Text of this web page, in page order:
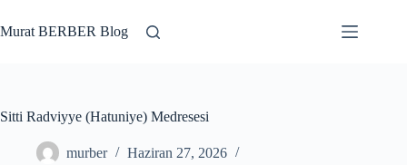
to
content
Murat BERBER Blog
Sitti Radviyye (Hatuniye) Medresesi
murber
Haziran 27, 2026